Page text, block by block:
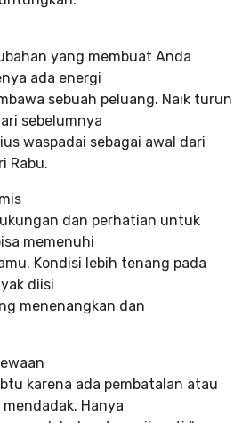
yang membuat Anda
ada energi
sebuah peluang. Naik turun
sebelumnya
waspadai sebagai awal dari
Rabu.
dan perhatian untuk
memenuhi
Kondisi lebih tenang pada
diisi
menenangkan dan
karena ada pembatalan atau
Hanya